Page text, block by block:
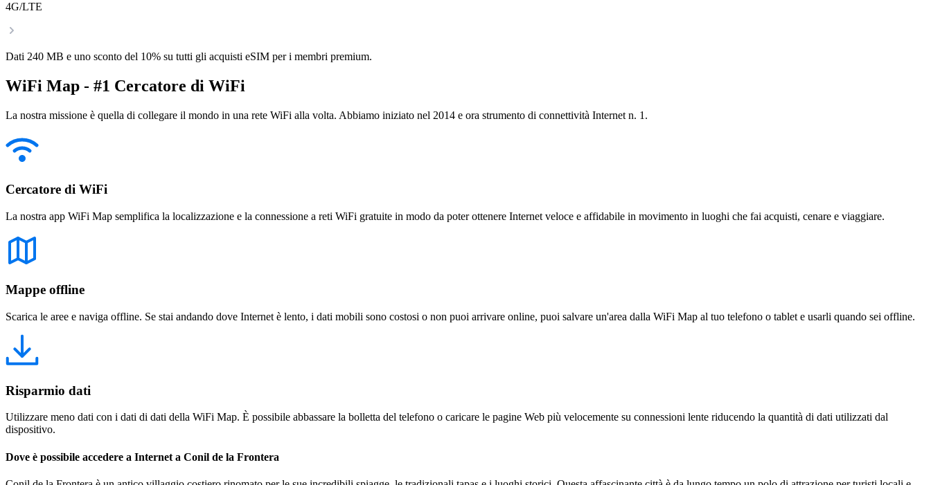
4G/LTE
Dati 240 MB e uno sconto del 10% su tutti gli acquisti eSIM per i membri premium.
WiFi Map - #1 Cercatore di WiFi
La nostra missione è quella di collegare il mondo in una rete WiFi alla volta. Abbiamo iniziato nel 2014 e ora strumento di connettività Internet n. 1.
Cercatore di WiFi
La nostra app WiFi Map semplifica la localizzazione e la connessione a reti WiFi gratuite in modo da poter ottenere Internet veloce e affidabile in movimento in luoghi che fai acquisti, cenare e viaggiare.
Mappe offline
Scarica le aree e naviga offline. Se stai andando dove Internet è lento, i dati mobili sono costosi o non puoi arrivare online, puoi salvare un'area dalla WiFi Map al tuo telefono o tablet e usarli quando sei offline.
Risparmio dati
Utilizzare meno dati con i dati di dati della WiFi Map. È possibile abbassare la bolletta del telefono o caricare le pagine Web più velocemente su connessioni lente riducendo la quantità di dati utilizzati dal
dispositivo.
Dove è possibile accedere a Internet a Conil de la Frontera